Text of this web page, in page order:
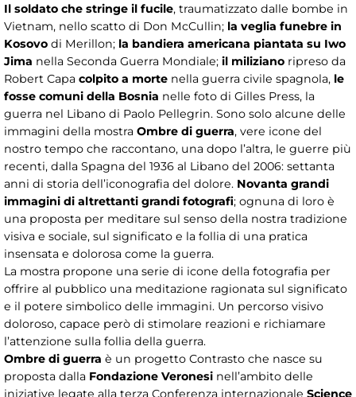
Il soldato che stringe il fucile, traumatizzato dalle bombe in
Vietnam, nello scatto di Don McCullin; la veglia funebre in
Kosovo di Merillon; la bandiera americana piantata su Iwo
Jima nella Seconda Guerra Mondiale; il miliziano ripreso da
Robert Capa colpito a morte nella guerra civile spagnola, le
fosse comuni della Bosnia nelle foto di Gilles Press, la
guerra nel Libano di Paolo Pellegrin. Sono solo alcune delle
immagini della mostra Ombre di guerra, vere icone del
nostro tempo che raccontano, una dopo l’altra, le guerre più
recenti, dalla Spagna del 1936 al Libano del 2006: settanta
anni di storia dell’iconografia del dolore. Novanta grandi
immagini di altrettanti grandi fotografi; ognuna di loro è
una proposta per meditare sul senso della nostra tradizione
visiva e sociale, sul significato e la follia di una pratica
insensata e dolorosa come la guerra.
La mostra propone una serie di icone della fotografia per
offrire al pubblico una meditazione ragionata sul significato
e il potere simbolico delle immagini. Un percorso visivo
doloroso, capace però di stimolare reazioni e richiamare
l’attenzione sulla follia della guerra.
Ombre di guerra è un progetto Contrasto che nasce su
proposta dalla Fondazione Veronesi nell’ambito delle
iniziative legate alla terza Conferenza internazionale Science